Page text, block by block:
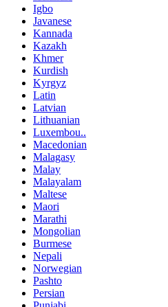
Igbo
Javanese
Kannada
Kazakh
Khmer
Kurdish
Kyrgyz
Latin
Latvian
Lithuanian
Luxembou..
Macedonian
Malagasy
Malay
Malayalam
Maltese
Maori
Marathi
Mongolian
Burmese
Nepali
Norwegian
Pashto
Persian